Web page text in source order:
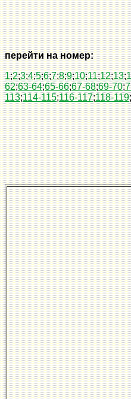
перейти на номер:
1;2;3;4;5;6;7;8;9;10;11;12;13;
62;63-64;65-66;67-68;69-70;
113;114-115;116-117;118-119;